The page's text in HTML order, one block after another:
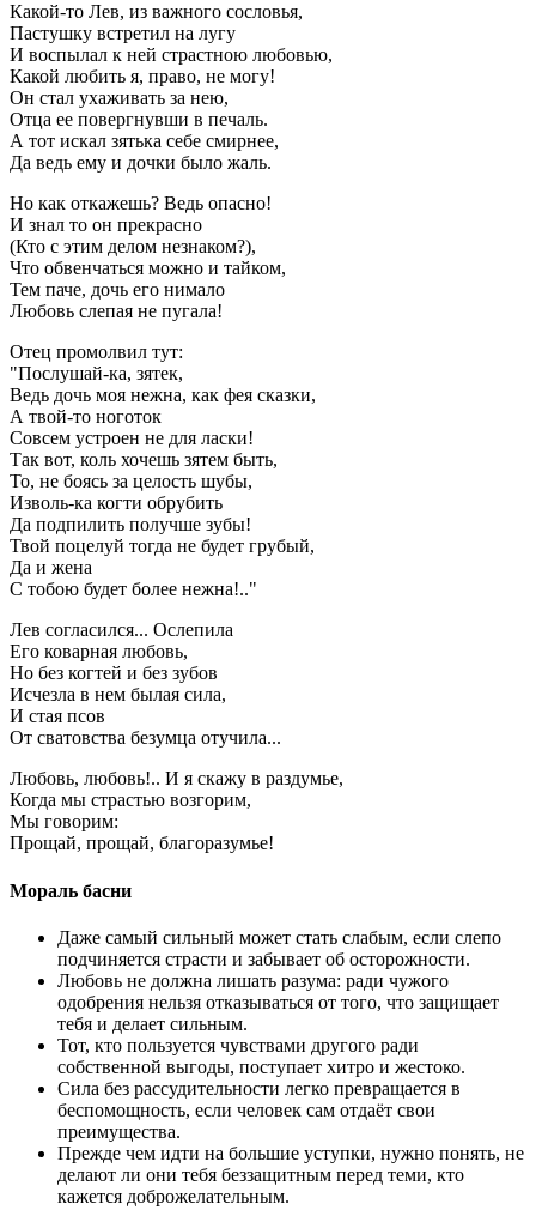
Какой-то Лев, из важного сословья,
Пастушку встретил на лугу
И воспылал к ней страстною любовью,
Какой любить я, право, не могу!
Он стал ухаживать за нею,
Отца ее повергнувши в печаль.
А тот искал зятька себе смирнее,
Да ведь ему и дочки было жаль.
Но как откажешь? Ведь опасно!
И знал то он прекрасно
(Кто с этим делом незнаком?),
Что обвенчаться можно и тайком,
Тем паче, дочь его нимало
Любовь слепая не пугала!
Отец промолвил тут:
"Послушай-ка, зятек,
Ведь дочь моя нежна, как фея сказки,
А твой-то ноготок
Совсем устроен не для ласки!
Так вот, коль хочешь зятем быть,
То, не боясь за целость шубы,
Изволь-ка когти обрубить
Да подпилить получше зубы!
Твой поцелуй тогда не будет грубый,
Да и жена
С тобою будет более нежна!.."
Лев согласился... Ослепила
Его коварная любовь,
Но без когтей и без зубов
Исчезла в нем былая сила,
И стая псов
От сватовства безумца отучила...
Любовь, любовь!.. И я скажу в раздумье,
Когда мы страстью возгорим,
Мы говорим:
Прощай, прощай, благоразумье!
Мораль басни
Даже самый сильный может стать слабым, если слепо
подчиняется страсти и забывает об осторожности.
Любовь не должна лишать разума: ради чужого
одобрения нельзя отказываться от того, что защищает
тебя и делает сильным.
Тот, кто пользуется чувствами другого ради
собственной выгоды, поступает хитро и жестоко.
Сила без рассудительности легко превращается в
беспомощность, если человек сам отдаёт свои
преимущества.
Прежде чем идти на большие уступки, нужно понять, не
делают ли они тебя беззащитным перед теми, кто
кажется доброжелательным.